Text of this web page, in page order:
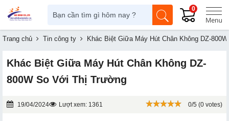
0
Trang chủ Tin công ty Khác Biệt Giữa Máy Hút Chân Không DZ-
Khác Biệt Giữa Máy Hút Chân Không DZ-
800W So Với Thị Trường
19/04/2024 Lượt xem: 1361 0/5 (0 votes)